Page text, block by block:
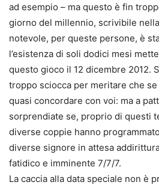
ad esempio – ma questo è fin
giorno del millennio, scrivibile
notevole, per queste persone, è
l’esistenza di soli dodici mesi
questo gioco il 12 dicembre 2012.
troppo sciocca per meritare che
quasi concordare con voi: ma a
sorprendiate se, proprio di questi
diverse coppie hanno
diverse signore in attesa
fatidico e imminente 7/7/7.
La caccia alla data speciale non è